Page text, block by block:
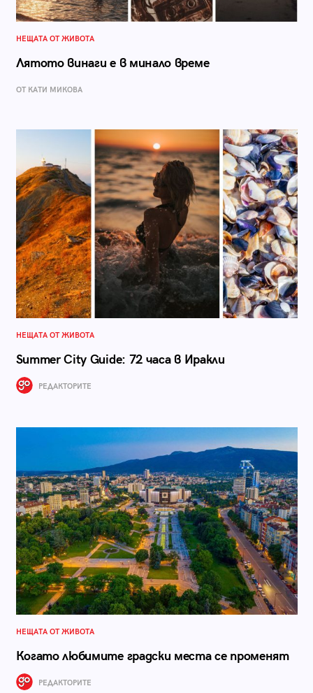
НЕЩАТА ОТ ЖИВОТА
Лятото винаги е в минало време
ОТ КАТИ МИКОВА
НЕЩАТА ОТ ЖИВОТА
Summer City Guide: 72 часа в Иракли
РЕДАКТОРИТЕ
НЕЩАТА ОТ ЖИВОТА
Когато любимите градски места се променят
РЕДАКТОРИТЕ